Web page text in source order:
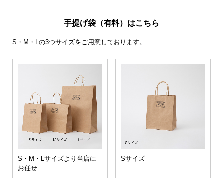
手提げ袋（有料）はこちら
S・M・Lの3つサイズをご用意しております。
S・M・Lサイズより当店に
お任せ
Sサイズ